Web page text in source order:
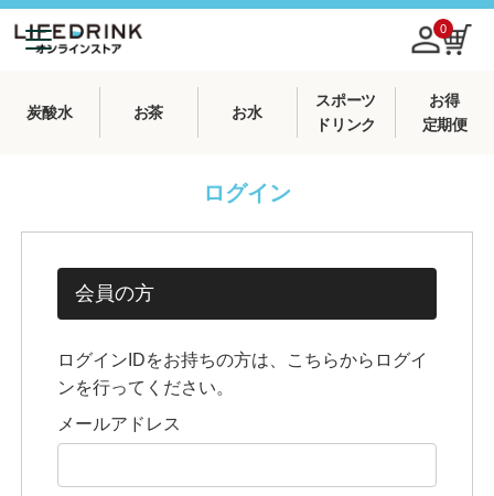
0
炭酸水 お茶 お水
スポーツ
ドリンク
お得
定期便
ログイン
会員の方
ログインIDをお持ちの方は、こちらからログイ
ンを行ってください。
メールアドレス